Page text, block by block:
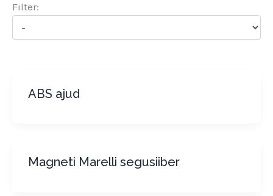
Filter:
ABS ajud
Magneti Marelli segusiiber